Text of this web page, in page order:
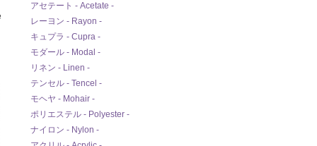
アセテート - Acetate -
レーヨン - Rayon -
キュプラ - Cupra -
モダール - Modal -
リネン - Linen -
テンセル - Tencel -
モヘヤ - Mohair -
ポリエステル - Polyester -
ナイロン - Nylon -